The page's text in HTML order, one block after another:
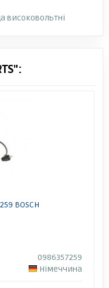
високовольтні
BOSCH
0986357259
Німеччина